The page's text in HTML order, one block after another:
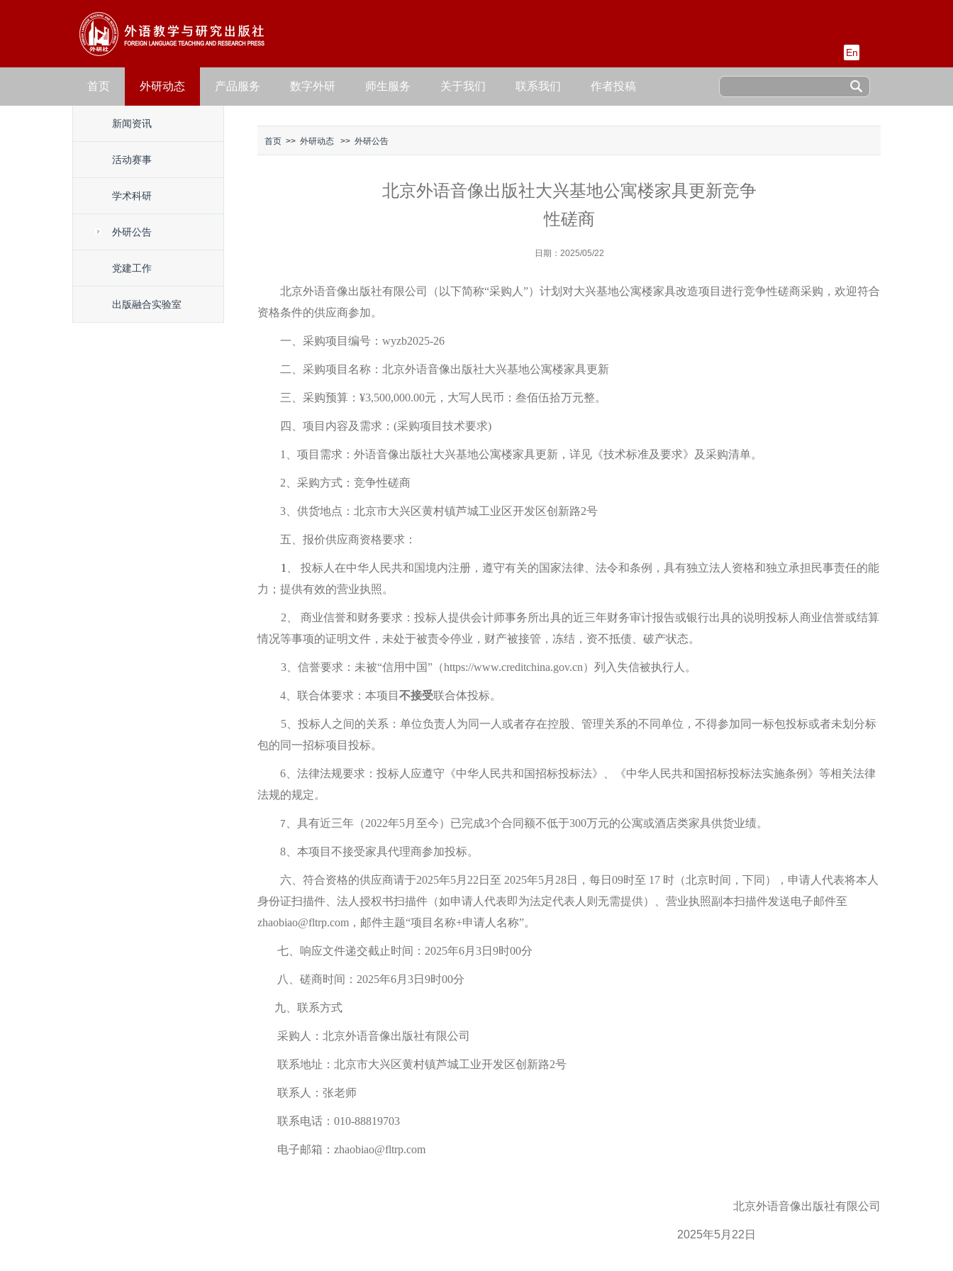
En
首页 外研动态 产品服务 数字外研 师生服务 关于我们 联系我们 作者投稿
新闻资讯
活动赛事
学术科研
外研公告
党建工作
出版融合实验室
首页 >> 外研动态 >> 外研公告
北京外语音像出版社大兴基地公寓楼家具更新竞争
性磋商
日期：2025/05/22
北京外语音像出版社有限公司（以下简称“采购人”）计划对大兴基地公寓楼家具改造项目 进行竞争性磋商采购，欢迎符合
资格条件的供应商参加。
一、采购项目 编号： wyzb2025-26
二、采购项目名称：北京外语音像出版社大兴基地公寓楼家具更新
三、采购预算：¥3,500,000.00元，大写人民币：叁佰伍拾万元整。
四、 项目内容及需求：(采购项目技术要求)
1 、项目需求：外语音像出版社大兴基地公寓楼家具更新 ，详见《技术标准及要求》及采购清单。
2 、采购方式：竞争性磋商
3 、供货地点：北京市大兴区黄村镇芦城工业区开发区创新路2号
五、报价供应商资格要求：
1
、 投标人在中华人民共和国境内注册，遵守有关的国家法律、法令和条例，具有独立法人资格和独立承担民事责任的能
力；提供有效的营业执照。
2
商业信誉和财务要求：投标人提供会计师事务所出具的近三年财务审计报告或银行出具的说明投标人商业信誉或结算
情况等事项的证明文件，未处于被责令停业，财产被接管，冻结，资不抵债、破产状态。
3 、信誉要求：未被“信用中国”（https://www.creditchina.gov.cn）列入失信被执行人。
4 、联合体要求：本项目 不接受联合体投标。
5 投标人之间的关系： 单位负责人为同一人或者存在控股、管理关系的不同单位，不得参加同一标包投标或者未划分标
包的同一招标项目投标。
6 、法律法规要求：投标人应遵守《中华人民共和国招标投标法》、《中华人民共和国招标投标法实施条例》等相关法律
法规的规定。
7 、具有近三年（2022年5月至今）已完成3个合同额不低于300万元的公寓或酒店类家具供货业绩。
8 、本项目不接受家具代理商参加投标。
六、符合资格的供应商请于2025年5月 22 日至 2025年5月 28日，每日09时至 17 时（北京时间，下同），申请人代表将本人
身份证扫描件、法人授权书扫描件（如申请人代表即为法定代表人则无需提供）、营业执照副本扫描件发送电子邮件至
zhaobiao@fltrp.com，邮件主题“项目名称+申请人名称”。
七、响应文件递交截止时间： 2025年6月 3日9时00分
八、磋商时间： 2025年6月 3日9时00分
九、联系方式
采购人：北京外语音像出版社有限公司
联系地址：北京市大兴区黄村镇芦城工业开发区创新路2号
联系人： 张老师
联系电话： 010-88819703
电子邮箱：zhaobiao@fltrp.com
北京外语音像出版社有限公司
2025年5月 22 日